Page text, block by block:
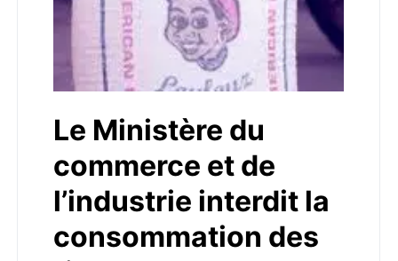
Le Ministère du
commerce et de
l’industrie interdit la
consommation des